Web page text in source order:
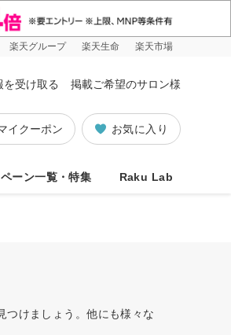
楽天グループ 楽天生命 楽天市場
を受け取る 掲載ご希望のサロン様
お気に入り
イクーポン
ーン一覧・特集 Raku Lab
つけましょう。他にも様々な